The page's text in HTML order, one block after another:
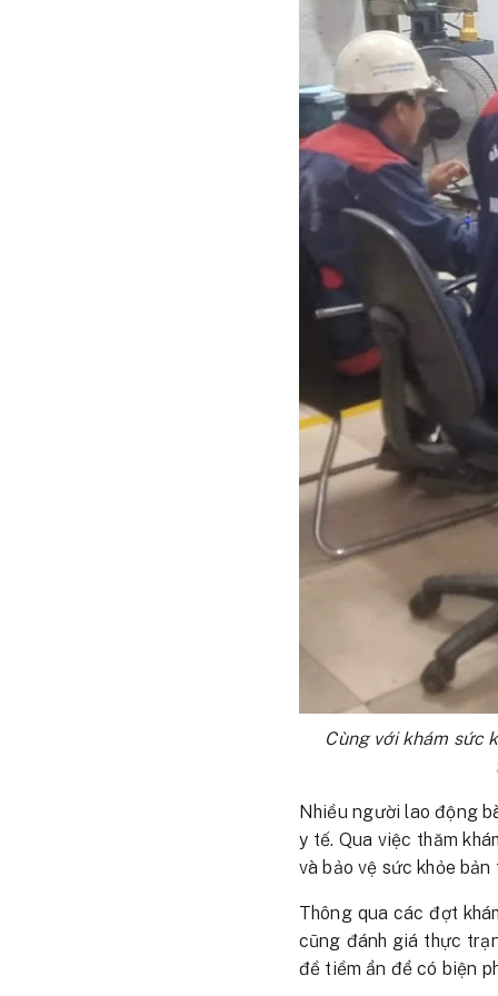
Cùng với khám sức
Nhiều người lao động
y tế. Qua việc thăm
và bảo vệ sức khỏe bản
Thông qua các đợt
cũng đánh giá thực
đề tiềm ẩn để có biện